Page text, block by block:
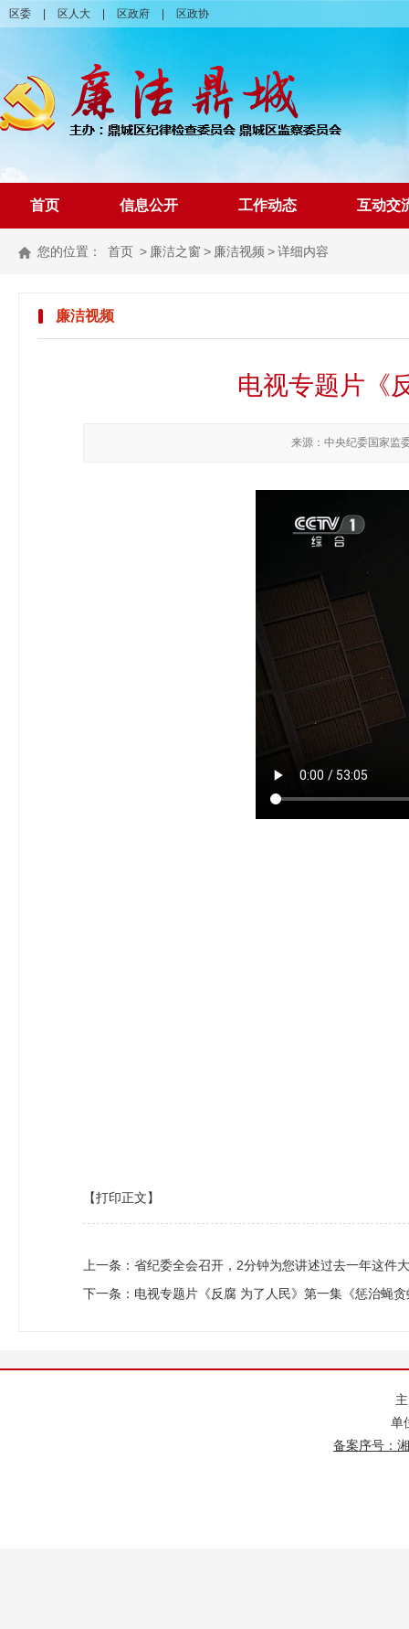
区委 区人大 区政府 区政协
首页 信息公开 工作动态 互动交
您的位置： 首页 > 廉洁之窗 > 廉洁视频 >详细内容
廉洁视频
电视专题片《
来源：中央纪委国家监
【打印正文】
上一条： 省纪委全会召开，2分钟为您讲述过去一年这
下一条： 电视专题片《反腐 为了人民》第一集《惩治蝇
单
备案序号：